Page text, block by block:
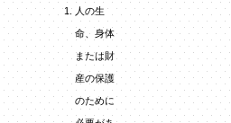
人の生
命、身体
または財
産の保護
のために